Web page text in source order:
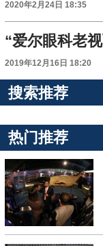
2020年2月24日 18:35
2019年12月16日 18:20
搜索推荐
热门推荐